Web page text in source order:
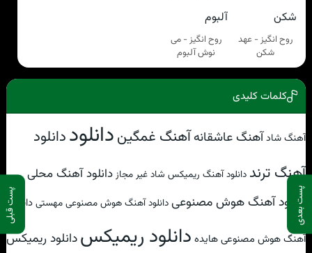
پست بعدی پست قبلی
روح انگیز - عهد
شکن
روح انگیز - می
نوش آلبوم
کلمات کلیدی
آهنگ شادآهنگ عاشقانهآهنگ غمگیندانلوددانلود
آهنگ ترند دانلود آهنگ ریمیکس شاد غیر مجاز دانلود آهنگ محلی
دانلود آهنگ هوش مصنوعیدانلود آهنگ هوش مصنوعی مهستیدانلود
آهنگ هوش مصنوعی هایده دانلود ریمیکسدانلود ریمیکس